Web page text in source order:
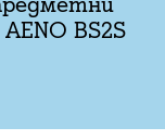
BS2S